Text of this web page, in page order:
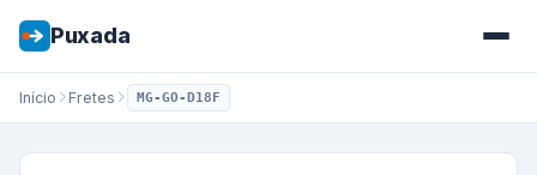
Puxada
Início Fretes MG-GO-D18F